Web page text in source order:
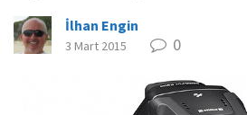
İlhan Engin
3 Mart 2015 0